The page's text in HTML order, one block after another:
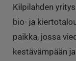
Kilpilahden
bio- ja
paikka, jossa
kestävämpään